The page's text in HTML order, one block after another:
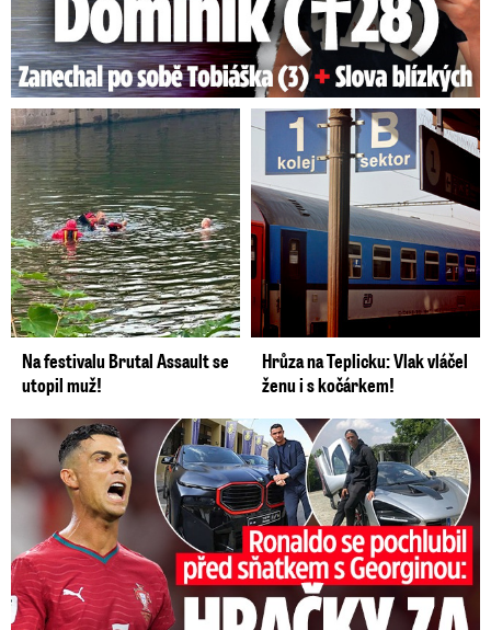
Na festivalu Brutal Assault se
utopil muž!
Hrůza na Teplicku: Vlak vláčel
ženu i s kočárkem!
Ronaldo se pochlubil před sňatkem: Hračky za půl miliardy!